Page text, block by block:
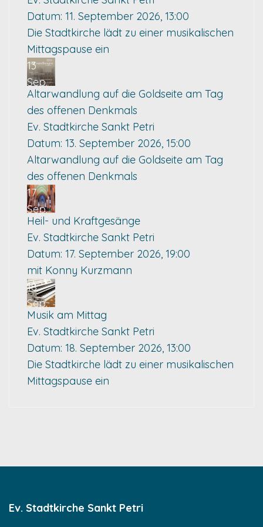
Datum: 11. September 2026, 13:00
Die Stadtkirche lädt zu einer musikalischen
Mittagspause ein
13
Sep.
Altarwandlung auf die Goldseite am Tag
des offenen Denkmals
Ev. Stadtkirche Sankt Petri
Datum: 13. September 2026, 15:00
Altarwandlung auf die Goldseite am Tag
des offenen Denkmals
17
Sep.
Heil- und Kraftgesänge
Ev. Stadtkirche Sankt Petri
Datum: 17. September 2026, 19:00
mit Konny Kurzmann
18
Sep.
Musik am Mittag
Ev. Stadtkirche Sankt Petri
Datum: 18. September 2026, 13:00
Die Stadtkirche lädt zu einer musikalischen
Mittagspause ein
Ev. Stadtkirche Sankt Petri